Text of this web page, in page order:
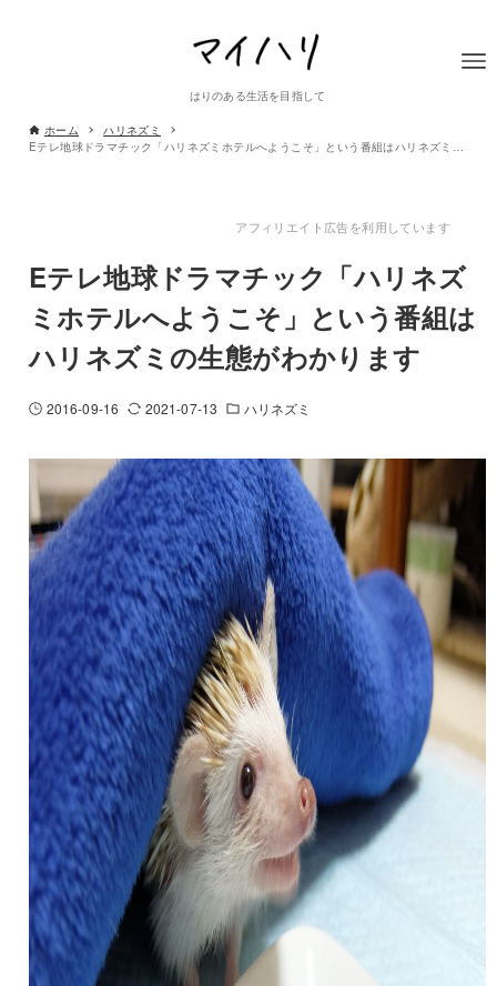
はりのある生活を目指して
ホーム
ハリネズミ
アフィリエイト広告を利用しています
Eテレ地球ドラマチック「ハリネズ
ミホテルへようこそ」という番組は
ハリネズミの生態がわかります
2016-09-16 2021-07-13 ハリネズミ